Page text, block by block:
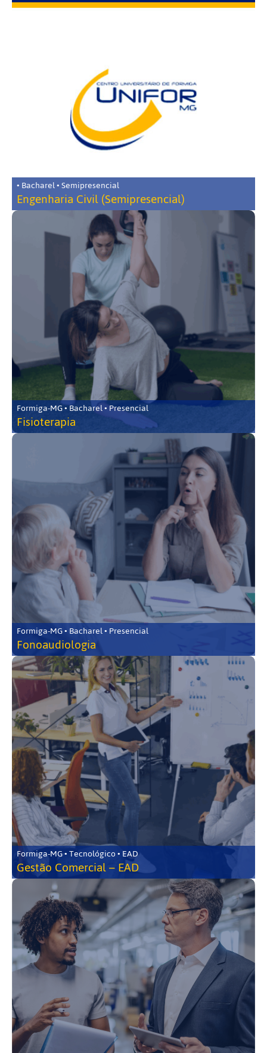
• Bacharel • Semipresencial
Engenharia Civil (Semipresencial)
Formiga-MG • Bacharel • Presencial
Fisioterapia
Formiga-MG • Bacharel • Presencial
Fonoaudiologia
Formiga-MG • Tecnológico • EAD
Gestão Comercial – EAD